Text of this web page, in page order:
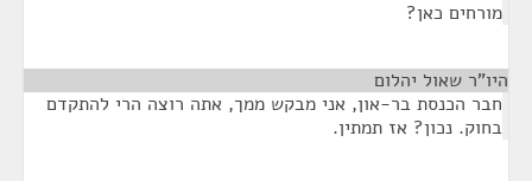
מורחים כאן?
היו"ר שאול יהלום
חבר הכנסת בר-און, אני מבקש ממך, אתה רוצה הרי להתקדם
בחוק. נכון? אז תמתין.